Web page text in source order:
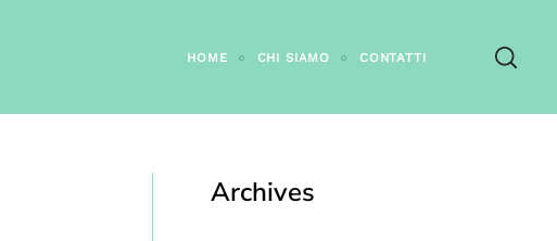
HOME CHI SIAMO CONTATTI
Archives